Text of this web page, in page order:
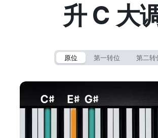
升 C 大
原位 第一转位 第二转